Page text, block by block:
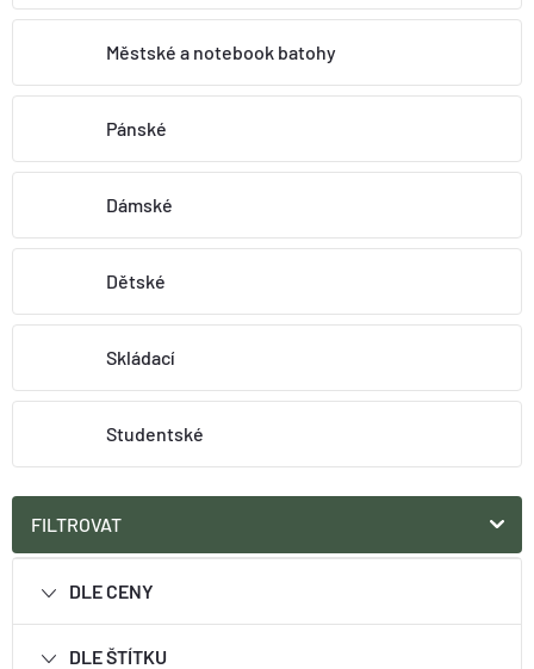
O nás
Moje objednávka
Městské a notebook batohy
Pánské
Dámské
Dětské
Skládací
Studentské
FILTROVAT
DLE CENY
DLE ŠTÍTKU